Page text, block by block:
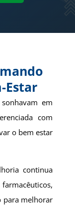
Estar
em
com
o bem estar
continua
para melhorar